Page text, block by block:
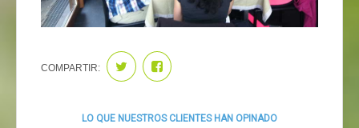
COMPARTIR:
LO QUE NUESTROS CLIENTES HAN OPINADO